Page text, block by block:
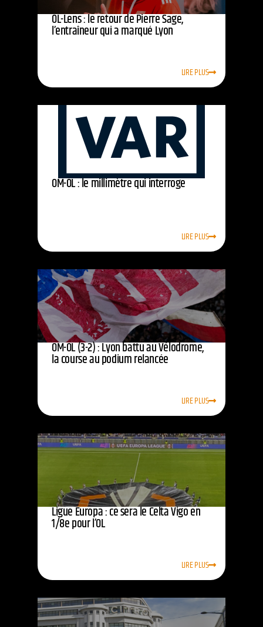
OL-Lens : le retour de Pierre Sage,
l’entraîneur qui a marqué Lyon
LIRE PLUS
OM-OL : le millimètre qui interroge
LIRE PLUS
OM-OL (3-2) : Lyon battu au Vélodrome,
la course au podium relancée
LIRE PLUS
Ligue Europa : ce sera le Celta Vigo en
1/8e pour l’OL
LIRE PLUS